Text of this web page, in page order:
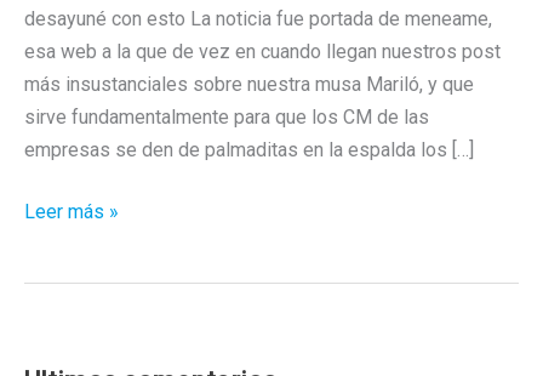
desayuné con esto La noticia fue portada de meneame,
esa web a la que de vez en cuando llegan nuestros post
más insustanciales sobre nuestra musa Mariló, y que
sirve fundamentalmente para que los CM de las
empresas se den de palmaditas en la espalda los […]
Torch
Leer más »